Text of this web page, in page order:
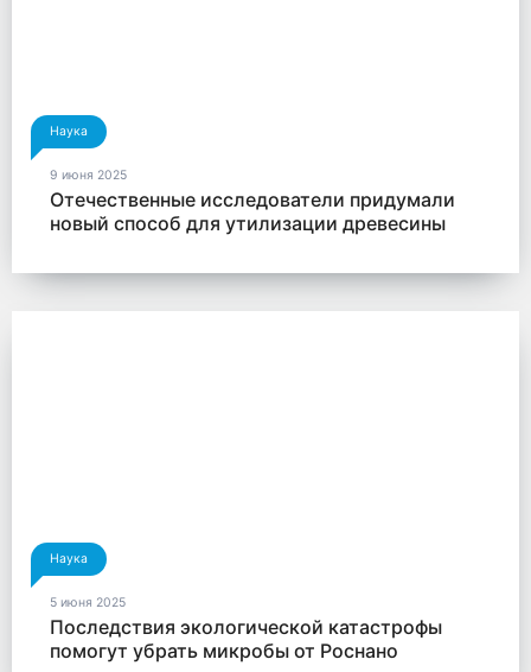
Наука
9 июня 2025
Отечественные исследователи придумали
новый способ для утилизации древесины
Наука
5 июня 2025
Последствия экологической катастрофы
помогут убрать микробы от Роснано